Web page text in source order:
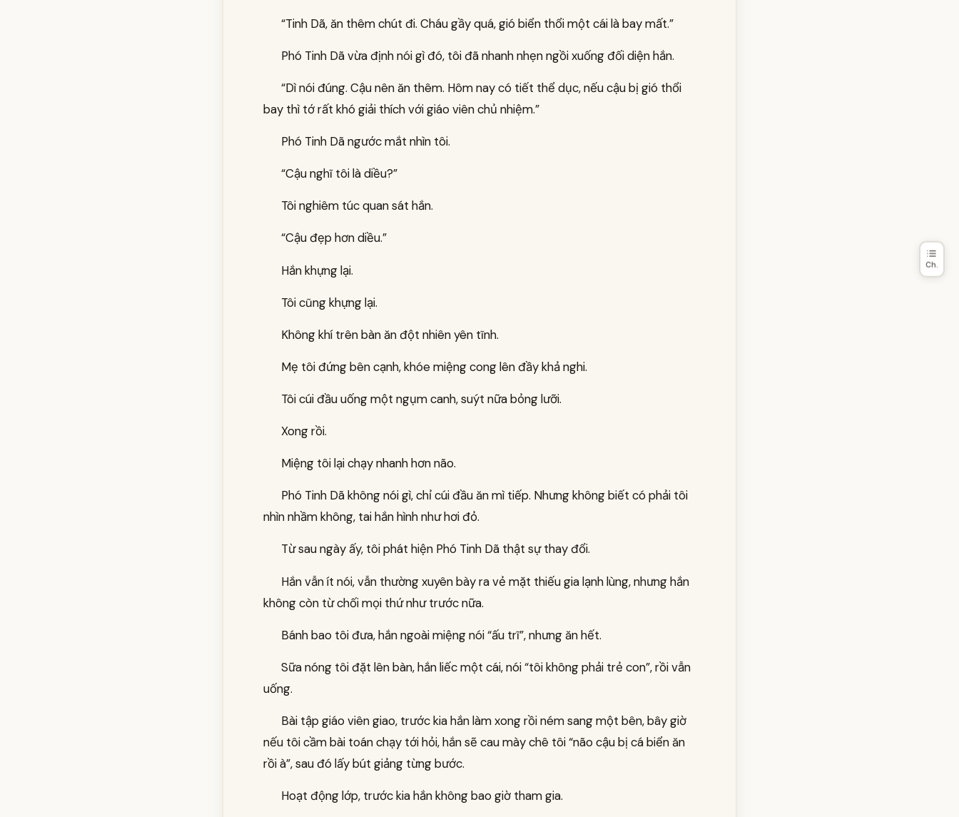
Ch.
“Tinh Dã, ăn thêm chút đi. Cháu gầy quá, gió biển thổi một cái là bay mất.”
Phó Tinh Dã vừa định nói gì đó, tôi đã nhanh nhẹn ngồi xuống đối diện hắn.
“Dì nói đúng. Cậu nên ăn thêm. Hôm nay có tiết thể dục, nếu cậu bị gió thổi
bay thì tớ rất khó giải thích với giáo viên chủ nhiệm.”
Phó Tinh Dã ngước mắt nhìn tôi.
“Cậu nghĩ tôi là diều?”
Tôi nghiêm túc quan sát hắn.
“Cậu đẹp hơn diều.”
Hắn khựng lại.
Tôi cũng khựng lại.
Không khí trên bàn ăn đột nhiên yên tĩnh.
Mẹ tôi đứng bên cạnh, khóe miệng cong lên đầy khả nghi.
Tôi cúi đầu uống một ngụm canh, suýt nữa bỏng lưỡi.
Xong rồi.
Miệng tôi lại chạy nhanh hơn não.
Phó Tinh Dã không nói gì, chỉ cúi đầu ăn mì tiếp. Nhưng không biết có phải tôi
nhìn nhầm không, tai hắn hình như hơi đỏ.
Từ sau ngày ấy, tôi phát hiện Phó Tinh Dã thật sự thay đổi.
Hắn vẫn ít nói, vẫn thường xuyên bày ra vẻ mặt thiếu gia lạnh lùng, nhưng hắn
không còn từ chối mọi thứ như trước nữa.
Bánh bao tôi đưa, hắn ngoài miệng nói “ấu trĩ”, nhưng ăn hết.
Sữa nóng tôi đặt lên bàn, hắn liếc một cái, nói “tôi không phải trẻ con”, rồi vẫn
uống.
Bài tập giáo viên giao, trước kia hắn làm xong rồi ném sang một bên, bây giờ
nếu tôi cầm bài toán chạy tới hỏi, hắn sẽ cau mày chê tôi “não cậu bị cá biển ăn
rồi à”, sau đó lấy bút giảng từng bước.
Hoạt động lớp, trước kia hắn không bao giờ tham gia.